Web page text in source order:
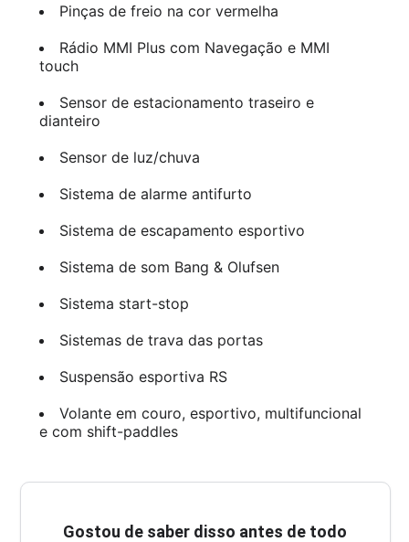
Pinças de freio na cor vermelha
Rádio MMI Plus com Navegação e MMI
touch
Sensor de estacionamento traseiro e
dianteiro
Sensor de luz/chuva
Sistema de alarme antifurto
Sistema de escapamento esportivo
Sistema de som Bang & Olufsen
Sistema start-stop
Sistemas de trava das portas
Suspensão esportiva RS
Volante em couro, esportivo, multifuncional
e com shift-paddles
Gostou de saber disso antes de todo